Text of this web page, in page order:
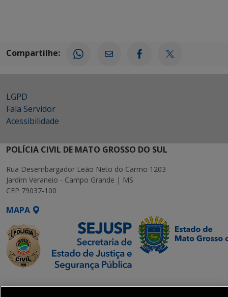
Compartilhe:
LGPD
Fala Servidor
Acessibilidade
POLÍCIA CIVIL DE MATO GROSSO DO SUL
Rua Desembargador Leão Neto do Carmo 1203
Jardim Veraneio - Campo Grande | MS
CEP 79037-100
MAPA